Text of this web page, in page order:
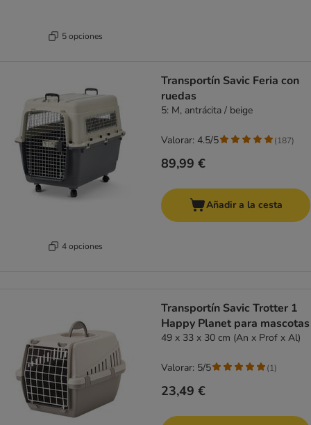
5 opciones
4 opciones
Transportín Savic Feria con
ruedas
5: M, antrácita / beige
89,99 €
Valorar: 4.5/5 (187)
Añadir a la cesta
Transportín Savic Trotter 1
Happy Planet para mascotas
49 x 33 x 30 cm (An x Prof x Al)
23,49 €
Valorar: 5/5 (1)